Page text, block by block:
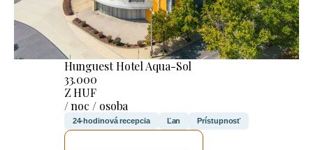
Hunguest Hotel Aqua-Sol
33.000
Z HUF
/ noc / osoba
24-hodinová recepcia Ľan Prístupnosť